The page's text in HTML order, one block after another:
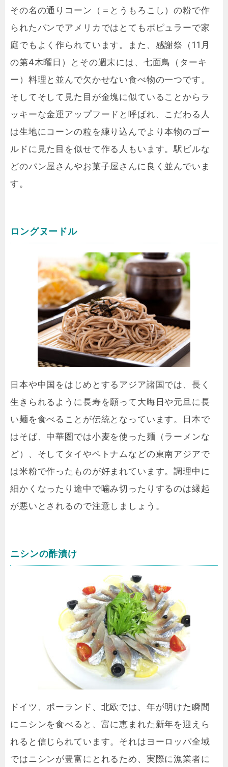
その名の通りコーン（＝とうもろこし）の粉で作
られたパンでアメリカではとてもポピュラーで家
庭でもよく作られています。また、感謝祭（11月
の第4木曜日）とその週末には、七面鳥（ターキ
ー）料理と並んで欠かせない食べ物の一つです。
そしてそして見た目が金塊に似ていることからラ
ッキーな金運アップフードと呼ばれ、こだわる人
は生地にコーンの粒を練り込んでより本物のゴー
ルドに見た目を似せて作る人もいます。駅ビルな
どのパン屋さんやお菓子屋さんに良く並んでいま
す。
ロングヌードル
日本や中国をはじめとするアジア諸国では、長く
生きられるように長寿を願って大晦日や元旦に長
い麺を食べることが伝統となっています。日本で
はそば、中華圏では小麦を使った麺（ラーメンな
ど）、そしてタイやベトナムなどの東南アジアで
は米粉で作ったものが好まれています。調理中に
細かくなったり途中で噛み切ったりするのは縁起
が悪いとされるので注意しましょう。
ニシンの酢漬け
ドイツ、ポーランド、北欧では、年が明けた瞬間
にニシンを食べると、富に恵まれた新年を迎えら
れると信じられています。それはヨーロッパ全域
ではニシンが豊富にとれるため、実際に漁業者に